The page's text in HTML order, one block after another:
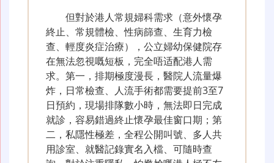
但對於港人常規婦科需求（意外懷孕
終止、常規體檢、性病篩查、生育力檢
查、輕度炎症治療），公立婦幼保健院存
在無法忽視嘅短板，完全唔适配港人需
求。第一，排期極度漫長，醫院人流量爆
炸，日常檢查、人流手術都需要提前3至7
日預約，現場排隊數小時，無法即日完成
就診，容易錯過終止懷孕最佳窗口期；第
二，私隱性極差，全程公開叫號、多人共
用診室、就醫記錄實名入檔、可隨時查